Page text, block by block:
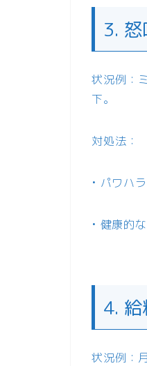
3. 怒
状況例：
下。
対処法：
• パワハ
• 健康的
4.
状況例：